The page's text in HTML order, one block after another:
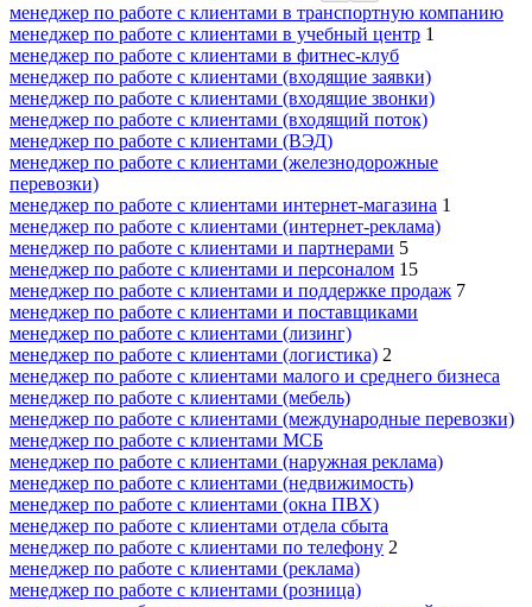
менеджер по работе с клиентами в транспортную компанию
менеджер по работе с клиентами в учебный центр 1
менеджер по работе с клиентами в фитнес-клуб
менеджер по работе с клиентами (входящие заявки)
менеджер по работе с клиентами (входящие звонки)
менеджер по работе с клиентами (входящий поток)
менеджер по работе с клиентами (ВЭД)
менеджер по работе с клиентами (железнодорожные
перевозки)
менеджер по работе с клиентами интернет-магазина 1
менеджер по работе с клиентами (интернет-реклама)
менеджер по работе с клиентами и партнерами 5
менеджер по работе с клиентами и персоналом 15
менеджер по работе с клиентами и поддержке продаж 7
менеджер по работе с клиентами и поставщиками
менеджер по работе с клиентами (лизинг)
менеджер по работе с клиентами (логистика) 2
менеджер по работе с клиентами малого и среднего бизнеса
менеджер по работе с клиентами (мебель)
менеджер по работе с клиентами (международные перевозки)
менеджер по работе с клиентами МСБ
менеджер по работе с клиентами (наружная реклама)
менеджер по работе с клиентами (недвижимость)
менеджер по работе с клиентами (окна ПВХ)
менеджер по работе с клиентами отдела сбыта
менеджер по работе с клиентами по телефону 2
менеджер по работе с клиентами (реклама)
менеджер по работе с клиентами (розница)